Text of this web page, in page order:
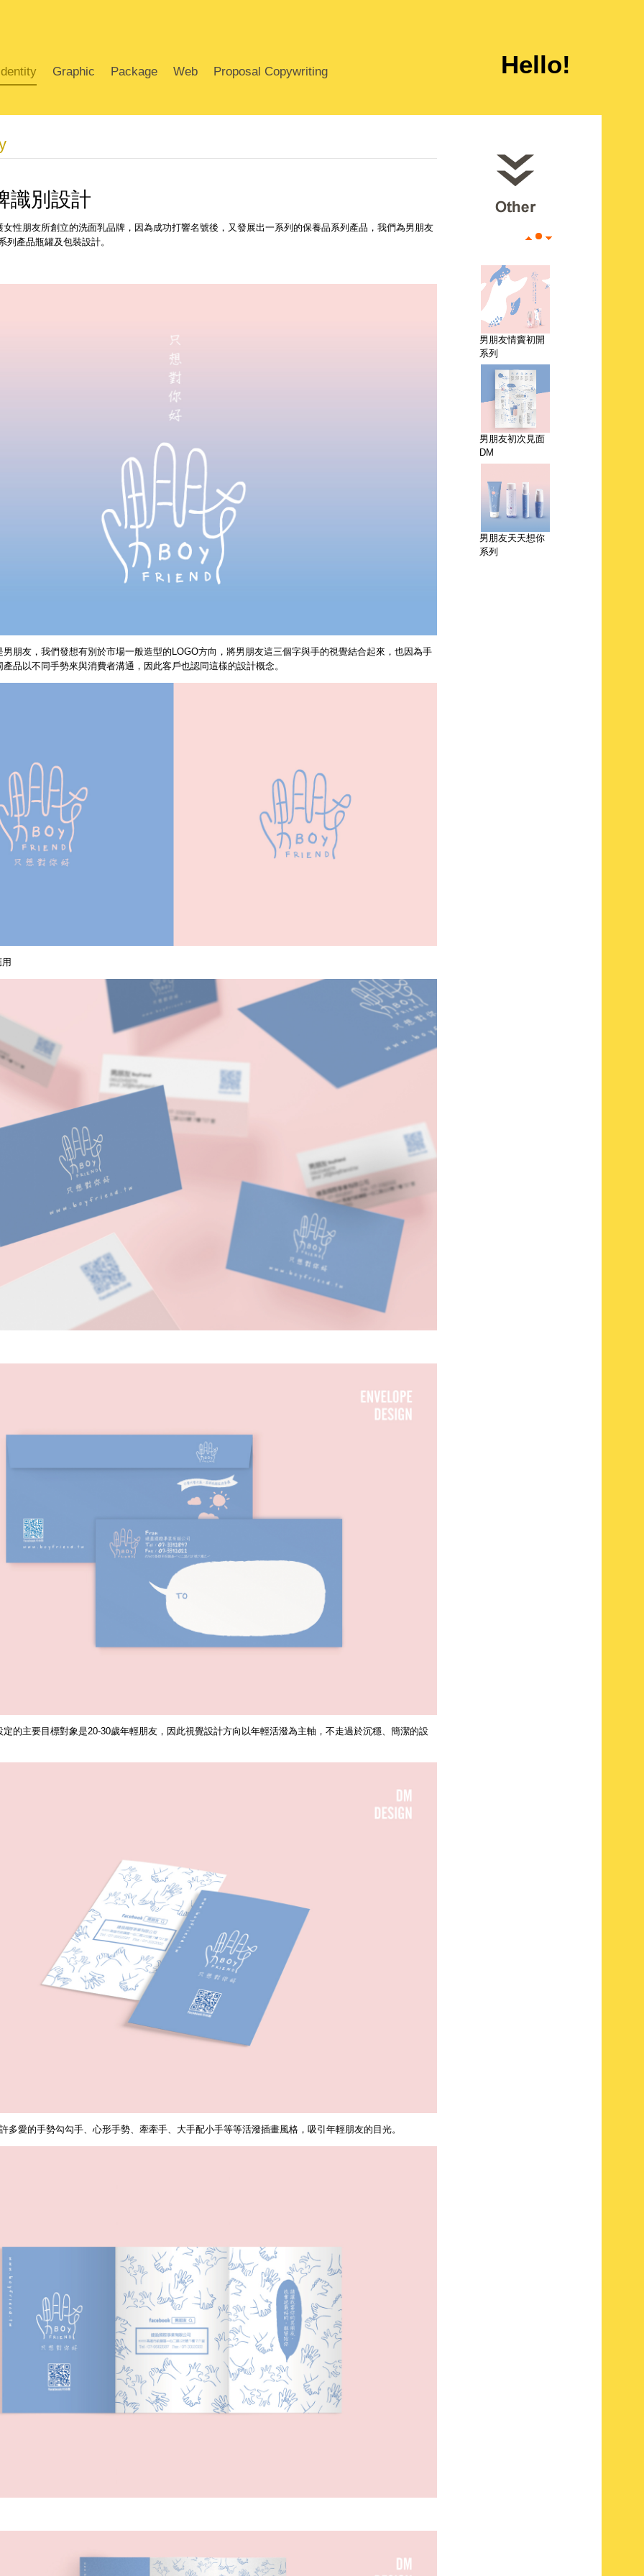
Graphic Package Web Proposal Copywriting Hello!
識別設計
性朋友所創立的洗面乳品牌，因為成功打響名號後，又發展出一系列的保養品系列產品，我們為男朋友
列產品瓶罐及包裝設計。
朋友，我們發想有別於市場一般造型的LOGO方向，將男朋友這三個字與手的視覺結合起來，也因為手
品以不同手勢來與消費者溝通，因此客戶也認同這樣的設計概念。
的主要目標對象是20-30歲年輕朋友，因此視覺設計方向以年輕活潑為主軸，不走過於沉穩、簡潔的設
多愛的手勢勾勾手、心形手勢、牽牽手、大手配小手等等活潑插畫風格，吸引年輕朋友的目光。
男朋友情竇初開
系列
男朋友初次見面
DM
男朋友天天想你
系列